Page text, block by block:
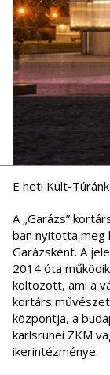
E heti Kult-
A „Garázs”
ban nyitotta meg
Garázsként. A
2014 óta
költözött, ami a
kortárs
központja, a
karlsruhei ZKM
ikerintézménye.